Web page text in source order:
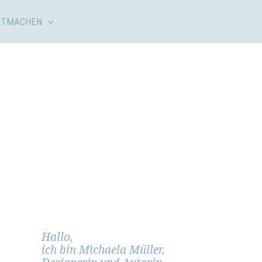
Hallo,
ich bin Michaela Müller,